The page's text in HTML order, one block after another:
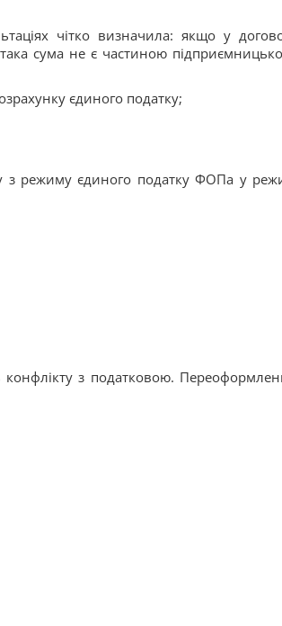
чітко визначила: якщо у
сума не є частиною
єдиного податку;
з режиму єдиного податку ФОПа у
з податковою.